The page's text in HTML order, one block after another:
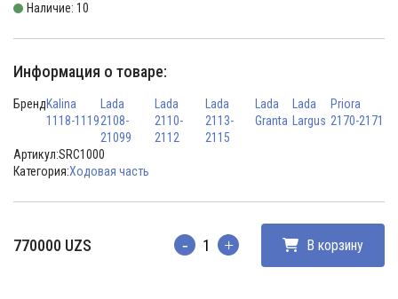
Наличие: 10
Информация о товаре:
БрендKalina
1118-1119
Lada
2108-
21099
Lada
2110-
2112
Lada
2113-
2115
Lada
Granta
Lada
Largus
Priora
2170-2171
Артикул:SRC1000
Категория:Ходовая часть
770000 UZS Количество В корзину